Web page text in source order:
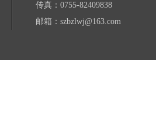
传真：0755-82409838
邮箱：szbzlwj@163.com